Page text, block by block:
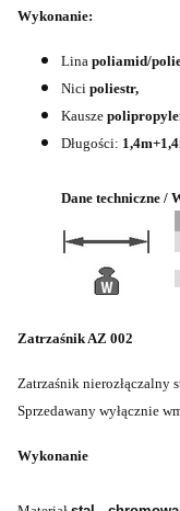
Wykonanie:
Lina poliamid/
Nici poliestr,
Kausze
Długości:
Dane techniczne /
Zatrzaśnik AZ 002
Zatrzaśnik nierozłączalny
Sprzedawany wyłącznie
Wykonanie